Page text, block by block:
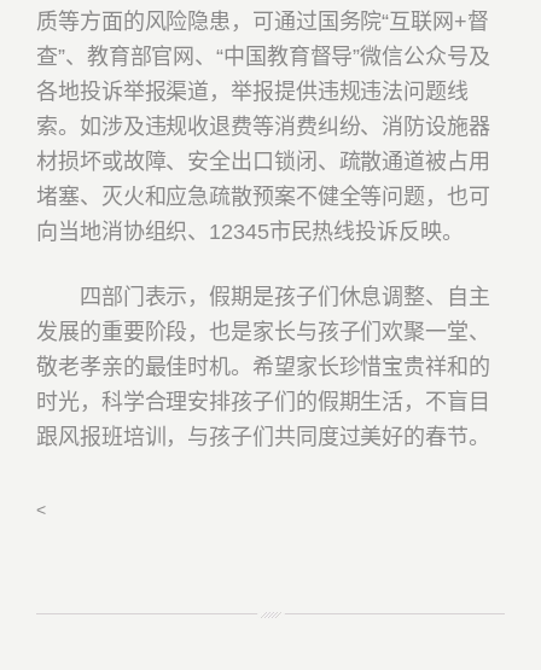
质等方面的风险隐患，可通过国务院“互联网+督
查”、教育部官网、“中国教育督导”微信公众号及
各地投诉举报渠道，举报提供违规违法问题线
索。如涉及违规收退费等消费纠纷、消防设施器
材损坏或故障、安全出口锁闭、疏散通道被占用
堵塞、灭火和应急疏散预案不健全等问题，也可
向当地消协组织、12345市民热线投诉反映。
四部门表示，假期是孩子们休息调整、自主
发展的重要阶段，也是家长与孩子们欢聚一堂、
敬老孝亲的最佳时机。希望家长珍惜宝贵祥和的
时光，科学合理安排孩子们的假期生活，不盲目
跟风报班培训，与孩子们共同度过美好的春节。
<